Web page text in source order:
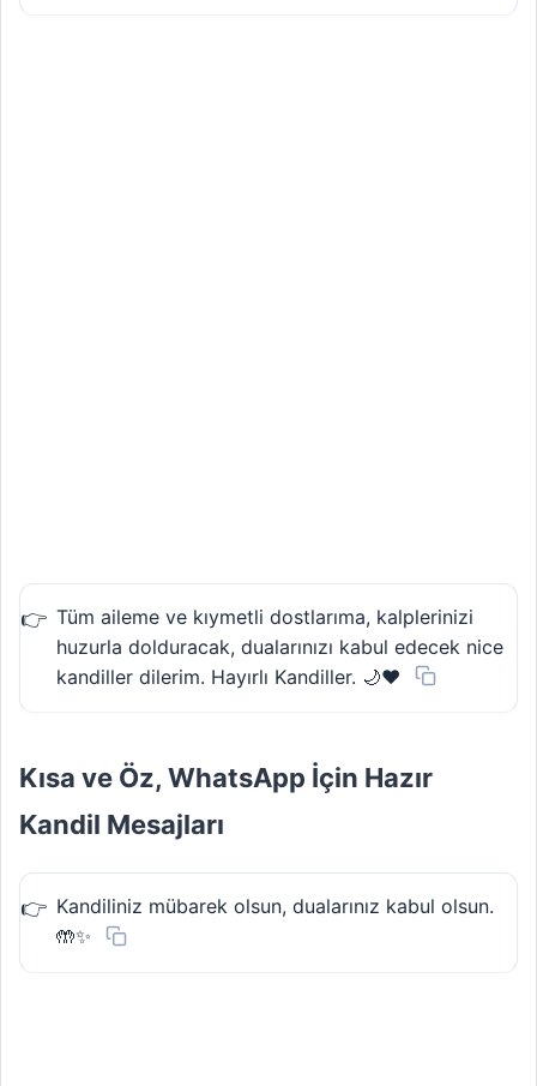
Tüm aileme ve kıymetli dostlarıma, kalplerinizi
huzurla dolduracak, dualarınızı kabul edecek nice
kandiller dilerim. Hayırlı Kandiller. 🌙❤️
Kısa ve Öz, WhatsApp İçin Hazır
Kandil Mesajları
Kandiliniz mübarek olsun, dualarınız kabul olsun.
🤲✨